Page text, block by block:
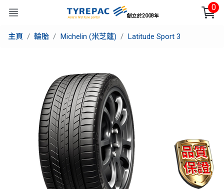
創立於2008年
0
主頁 輪胎 Michelin (米芝蓮) Latitude Sport 3